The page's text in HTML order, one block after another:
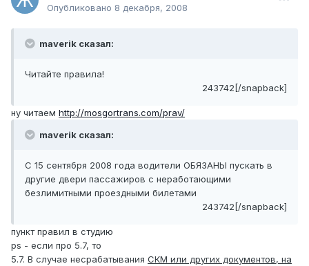
Опубликовано 8 декабря, 2008
maverik сказал:
Читайте правила!
243742[/snapback]
ну читаем http://mosgortrans.com/prav/
maverik сказал:
С 15 сентября 2008 года водители ОБЯЗАНЫ пускать в
другие двери пассажиров с неработающими
безлимитными проездными билетами
243742[/snapback]
пункт правил в студию
ps - если про 5.7, то
5.7. В случае несрабатывания СКМ или других документов, на